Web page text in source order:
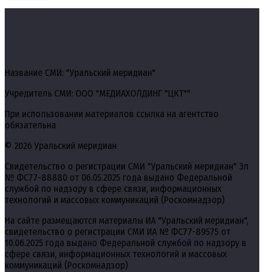
Название СМИ: "Уральский меридиан"
Учредитель СМИ: ООО "МЕДИАХОЛДИНГ "ЦКТ""
При использовании материалов ссылка на агентство
обязательна
© 2026 Уральский меридиан
Свидетельство о регистрации СМИ "Уральский меридиан" Эл
№ ФС77-88880 от 06.05.2025 года выдано Федеральной
службой по надзору в сфере связи, информационных
технологий и массовых коммуникаций (Роскомнадзор)
На сайте размещаются материалы ИА "Уральский меридиан",
свидетельство о регистрации СМИ ИА № ФС77-89575 от
10.06.2025 года выдано Федеральной службой по надзору в
сфере связи, информационных технологий и массовых
коммуникаций (Роскомнадзор)